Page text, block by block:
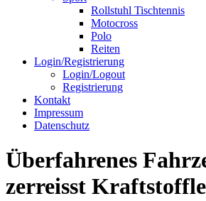
Rollstuhl Tischtennis
Motocross
Polo
Reiten
Login/Registrierung
Login/Logout
Registrierung
Kontakt
Impressum
Datenschutz
Überfahrenes
zerreisst